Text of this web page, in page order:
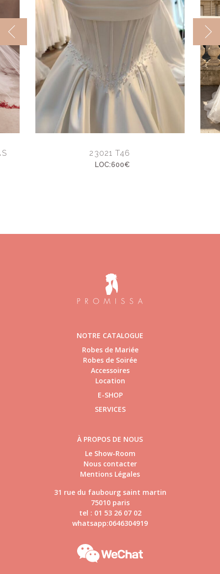
23021 T46
LOC:600€
NOTRE CATALOGUE
Robes de Mariée
Robes de Soirée
Accessoires
Location
E-SHOP
SERVICES
À PROPOS DE NOUS
Le Show-Room
Nous contacter
Mentions Légales
31 rue du faubourg saint martin
75010 paris
tel : 01 53 26 07 02
whatsapp:0646304919